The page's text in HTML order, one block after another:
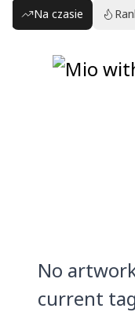
Na czasie
No
current